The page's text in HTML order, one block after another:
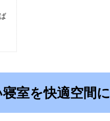
室を快適空間に